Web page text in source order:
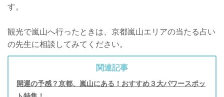
す。
観光で嵐山へ行ったときは、京都嵐山エリアの当たる占い
の先生に相談してみてください。
関連記事
開運の予感？京都、嵐山にある！おすすめ３大パワースポッ